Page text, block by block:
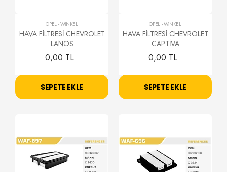
OPEL-WİNKEL
HAVA FİLTRESİ CHEVROLET
LANOS
0,00 TL
SEPETE EKLE
OPEL-WİNKEL
HAVA FİLTRESİ CHEVROLET
CAPTİVA
0,00 TL
SEPETE EKLE